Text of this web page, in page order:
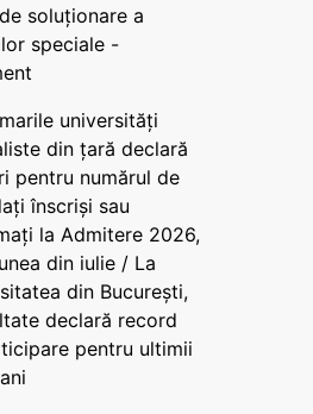
soluționare a
speciale -
universități
din țară declară
pentru numărul de
înscriși sau
la Admitere 2026,
din iulie / La
din București,
declară record
pentru ultimii